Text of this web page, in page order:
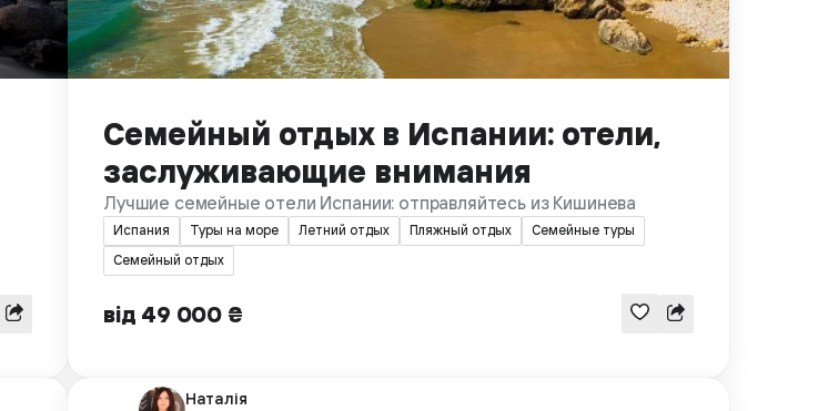
Семейный отдых в Испании: отели,
заслуживающие внимания
Лучшие семейные отели Испании: отправляйтесь из Кишинева
Испания Туры на море Летний отдых Пляжный отдых
Семейные туры
Семейный отдых
від 49 000 ₴
Наталія